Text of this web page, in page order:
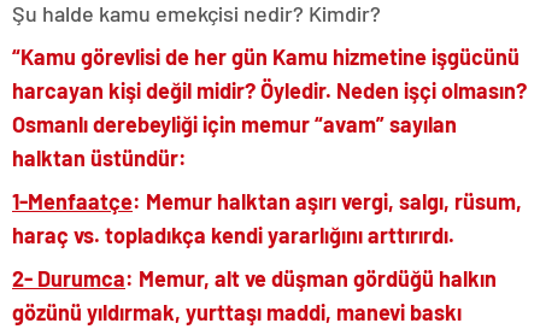
Şu halde kamu emekçisi nedir? Kimdir?
“Kamu görevlisi de her gün Kamu hizmetine işgücünü
harcayan kişi değil midir? Öyledir. Neden işçi olmasın?
Osmanlı derebeyliği için memur “avam” sayılan
halktan üstündür:
1-Menfaatçe: Memur halktan aşırı vergi, salgı, rüsum,
haraç vs. topladıkça kendi yararlığını arttırırdı.
2- Durumca: Memur, alt ve düşman gördüğü halkın
gözünü yıldırmak, yurttaşı maddi, manevi baskı